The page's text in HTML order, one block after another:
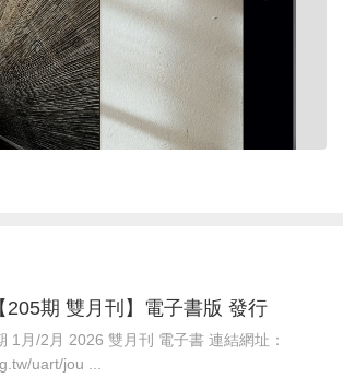
205期 雙月刊】電子書版 發行
1月/2月 2026 雙月刊 電子書 連結網址：
uart/jou ...